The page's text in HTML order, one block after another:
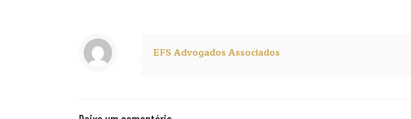
EFS Advogados Associados